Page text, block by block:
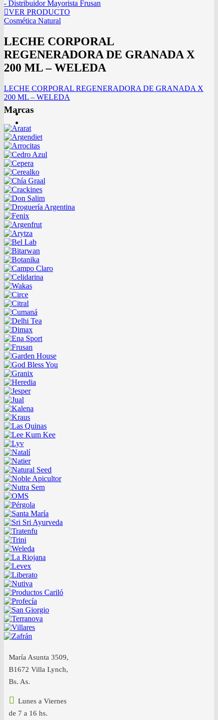
VER PRODUCTO
Cosmética Natural
LECHE CORPORAL
REGENERADORA DE GRANADA X
200 ML – WELEDA
LECHE CORPORAL REGENERADORA DE GRANADA X
200 ML – WELEDA
Marcas
María Asunta 3509,
B1672 Villa Lynch,
Bs. As.
Lunes a Viernes
de 7 a 16 hs.